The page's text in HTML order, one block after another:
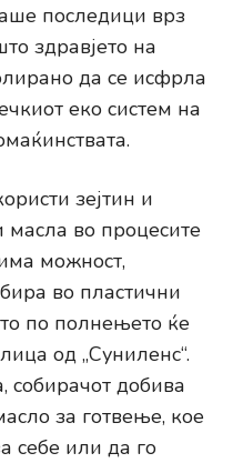
последици врз
здравјето на
да се исфрла
еко систем на
зејтин и
масла во процесите
можност,
во пластични
по полнењето ќе
од „Суниленс“.
собирачот добива
за готвење, кое
себе или да го